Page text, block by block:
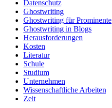
Datenschutz
Ghostwriting
Ghostwriting für Prominente
Ghostwriting in Blogs
Herausforderungen
Kosten
Literatur
Schule
Studium
Unternehmen
Wissenschaftliche Arbeiten
Zeit